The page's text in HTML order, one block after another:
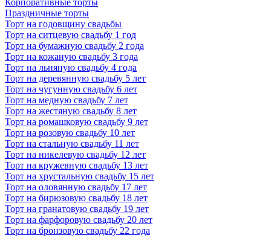
Корпоративные торты
Праздничные торты
Торт на годовщину свадьбы
Торт на ситцевую свадьбу 1 год
Торт на бумажную свадьбу 2 года
Торт на кожаную свадьбу 3 года
Торт на льняную свадьбу 4 года
Торт на деревянную свадьбу 5 лет
Торт на чугунную свадьбу 6 лет
Торт на медную свадьбу 7 лет
Торт на жестяную свадьбу 8 лет
Торт на ромашковую свадьбу 9 лет
Торт на розовую свадьбу 10 лет
Торт на стальную свадьбу 11 лет
Торт на никелевую свадьбу 12 лет
Торт на кружевную свадьбу 13 лет
Торт на хрустальную свадьбу 15 лет
Торт на оловянную свадьбу 17 лет
Торт на бирюзовую свадьбу 18 лет
Торт на гранатовую свадьбу 19 лет
Торт на фарфоровую свадьбу 20 лет
Торт на бронзовую свадьбу 22 года